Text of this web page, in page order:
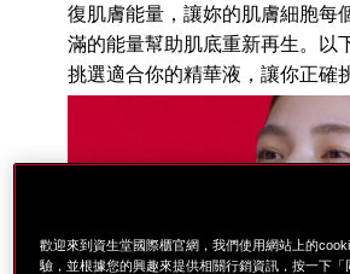
復肌膚能量，讓妳的肌膚細胞每
滿的能量幫助肌底重新再生。以
挑選適合你的精華液，讓你正確
歡迎來到資生堂國際櫃官網，我們使用網站上的
驗，並根據您的興趣來提供相關行銷資訊，按一下